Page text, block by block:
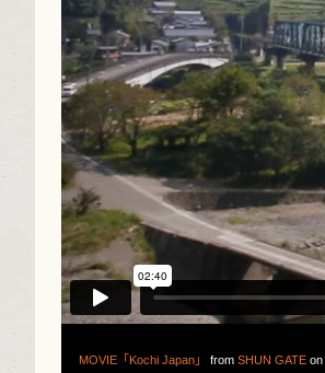
MOVIE「Kochi Japan」 from SHUN GATE on